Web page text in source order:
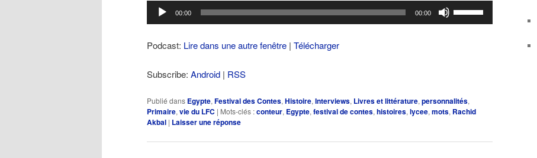
Lecteur
audio
00:00 00:00
diminuer
Podcast: Lire dans une autre fenêtre | Télécharger
Subscribe: Android | RSS
Publié dans Egypte, Festival des Contes, Histoire, Interviews, Livres et littérature, personnalités,
Primaire, vie du LFC | Mots-clés :conteur, Egypte, festival de contes, histoires, lycee, mots, Rachid
Akbal | Laisser une réponse